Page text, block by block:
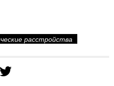
расстройства